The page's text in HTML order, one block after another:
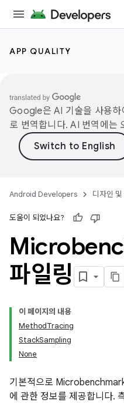
APP QUALITY
Google은 AI 기술을 사용하
로 번역합니다. AI 번역에는
Android Developers 디자인 및
도움이 되었나요?
파일링
이 페이지의 내용
MethodTracing
StackSampling
None
기본적으로
에 관한 정보를 제공합니다.